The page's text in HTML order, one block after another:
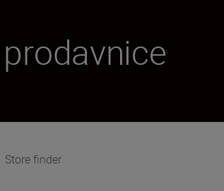
Store finder